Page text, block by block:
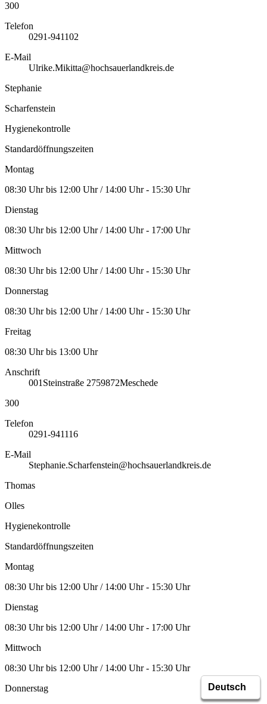
300
Telefon
0291-941102
E-Mail
Ulrike.Mikitta@hochsauerlandkreis.de
Stephanie
Scharfenstein
Hygienekontrolle
Standardöffnungszeiten
Montag
08:30 Uhr bis 12:00 Uhr / 14:00 Uhr - 15:30 Uhr
Dienstag
08:30 Uhr bis 12:00 Uhr / 14:00 Uhr - 17:00 Uhr
Mittwoch
08:30 Uhr bis 12:00 Uhr / 14:00 Uhr - 15:30 Uhr
Donnerstag
08:30 Uhr bis 12:00 Uhr / 14:00 Uhr - 15:30 Uhr
Freitag
08:30 Uhr bis 13:00 Uhr
Anschrift
001 Steinstraße 2759872Meschede
300
Telefon
0291-941116
E-Mail
Stephanie.Scharfenstein@hochsauerlandkreis.de
Thomas
Olles
Hygienekontrolle
Standardöffnungszeiten
Montag
08:30 Uhr bis 12:00 Uhr / 14:00 Uhr - 15:30 Uhr
Dienstag
08:30 Uhr bis 12:00 Uhr / 14:00 Uhr - 17:00 Uhr
Mittwoch
08:30 Uhr bis 12:00 Uhr / 14:00 Uhr - 15:30 Uhr
Donnerstag